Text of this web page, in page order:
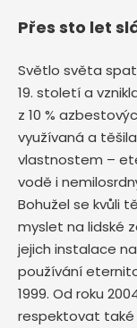
Přes sto let
Světlo světa
19. století a
z 10 %
využívaná a
vlastnostem –
vodě i
Bohužel se kvůli
myslet na lidské
jejich instalace
používání
1999. Od roku
respektovat také